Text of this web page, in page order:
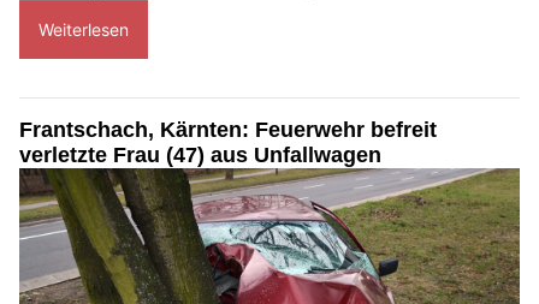
Weiterlesen
Frantschach, Kärnten: Feuerwehr befreit
verletzte Frau (47) aus Unfallwagen